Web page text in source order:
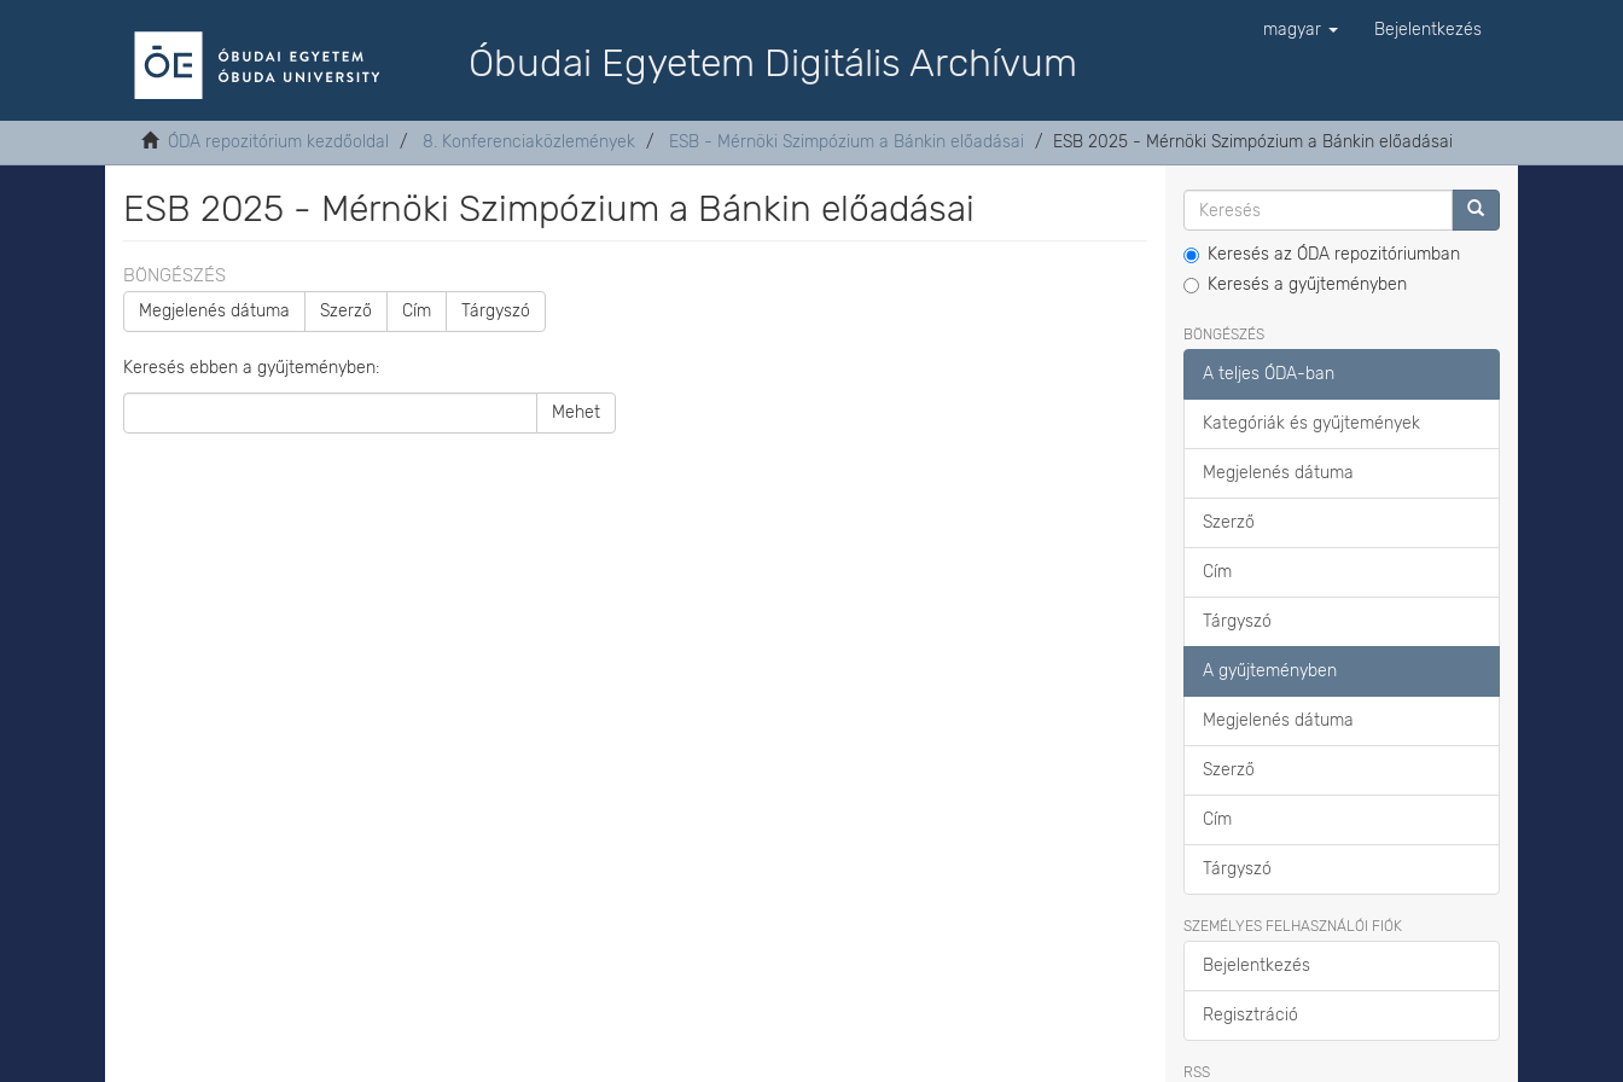
Óbudai Egyetem Digitális Archívum
magyar Bejelentkezés
ÓDA repozitórium kezdőoldal 8. Konferenciaközlemények ESB - Mérnöki Szimpózium a Bánkin előadásai ESB 2025 - Mérnöki Szimpózium a Bánkin előadásai
ESB 2025 - Mérnöki Szimpózium a Bánkin előadásai
BÖNGÉSZÉS
Megjelenés dátuma Szerző Cím Tárgyszó
Keresés ebben a gyűjteményben:
Mehet
Keresés az ÓDA repozitóriumban
Keresés a gyűjteményben
BÖNGÉSZÉS
A teljes ÓDA-ban
Kategóriák és gyűjtemények
Megjelenés dátuma
Szerző
Cím
Tárgyszó
A gyűjteményben
Megjelenés dátuma
Szerző
Cím
Tárgyszó
SZEMÉLYES FELHASZNÁLÓI FIÓK
Bejelentkezés
Regisztráció
RSS